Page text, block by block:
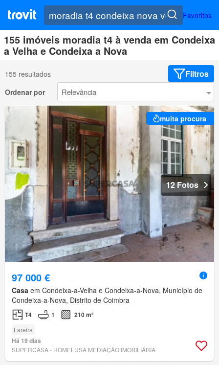
Favoritos
155 imóveis moradia t4 à venda em Condeixa
a Velha e Condeixa a Nova
155 resultados Filtros
Ordenar por
muita procura
12 Fotos
97 000 €
Casa em Condeixa-a-Velha e Condeixa-a-Nova, Município de
Condeixa-a-Nova, Distrito de Coimbra
T4 1 210 m²
Lareira
Há 19 dias
SUPERCASA - HOMELUSA MEDIAÇÃO IMOBILIÁRIA